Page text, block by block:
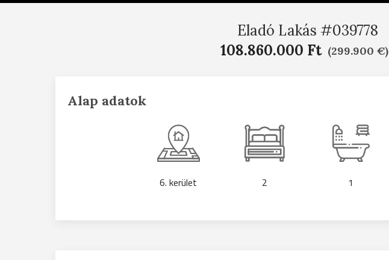
Eladó Lakás #039778
108.860.000 Ft (299.900 €)
Alap adatok
6. kerület 2 1